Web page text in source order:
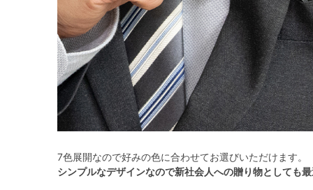
7色展開なので好みの色に合わせてお選びいただけます。
シンプルなデザインなので新社会人への贈り物としても